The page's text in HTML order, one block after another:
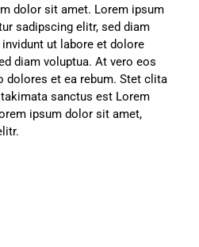
dolor sit amet. Lorem ipsum
sadipscing elitr, sed diam
ut labore et dolore
diam voluptua. At vero eos
dolores et ea rebum. Stet clita
sanctus est Lorem
ipsum dolor sit amet,